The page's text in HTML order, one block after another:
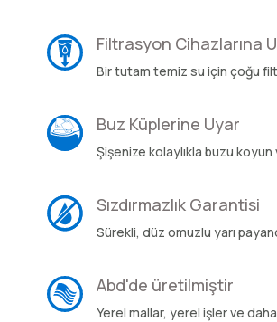
Filtrasyon Cihazlarına
Bir tutam temiz su için çoğu
Buz Küplerine Uyar
Şişenize kolaylıkla buzu koyun
Sızdırmazlık Garantisi
Sürekli, düz omuzlu yarı
Abd'de üretilmiştir
Yerel mallar, yerel işler ve